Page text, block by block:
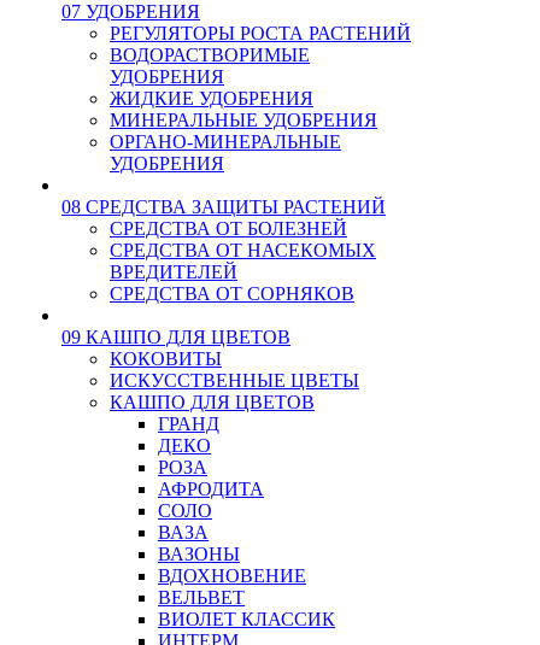
07 УДОБРЕНИЯ
РЕГУЛЯТОРЫ РОСТА РАСТЕНИЙ
ВОДОРАСТВОРИМЫЕ
УДОБРЕНИЯ
ЖИДКИЕ УДОБРЕНИЯ
МИНЕРАЛЬНЫЕ УДОБРЕНИЯ
ОРГАНО-МИНЕРАЛЬНЫЕ
УДОБРЕНИЯ
08 СРЕДСТВА ЗАЩИТЫ РАСТЕНИЙ
СРЕДСТВА ОТ БОЛЕЗНЕЙ
СРЕДСТВА ОТ НАСЕКОМЫХ
ВРЕДИТЕЛЕЙ
СРЕДСТВА ОТ СОРНЯКОВ
09 КАШПО ДЛЯ ЦВЕТОВ
КОКОВИТЫ
ИСКУССТВЕННЫЕ ЦВЕТЫ
КАШПО ДЛЯ ЦВЕТОВ
ГРАНД
ДЕКО
РОЗА
АФРОДИТА
СОЛО
ВАЗА
ВАЗОНЫ
ВДОХНОВЕНИЕ
ВЕЛЬВЕТ
ВИОЛЕТ КЛАССИК
ИНТЕРМ